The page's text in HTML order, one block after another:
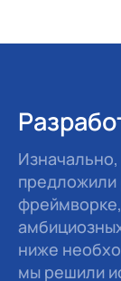
предложили
ниже
мы решили